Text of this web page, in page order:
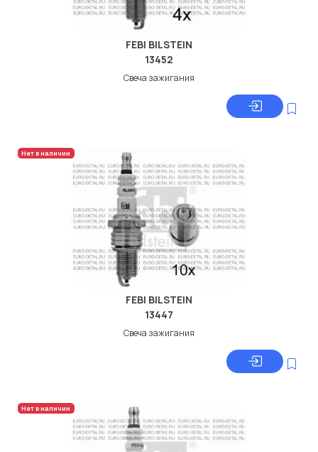
FEBI BILSTEIN
13452
Свеча зажигания
Нет в наличии
FEBI BILSTEIN
13447
Свеча зажигания
Нет в наличии